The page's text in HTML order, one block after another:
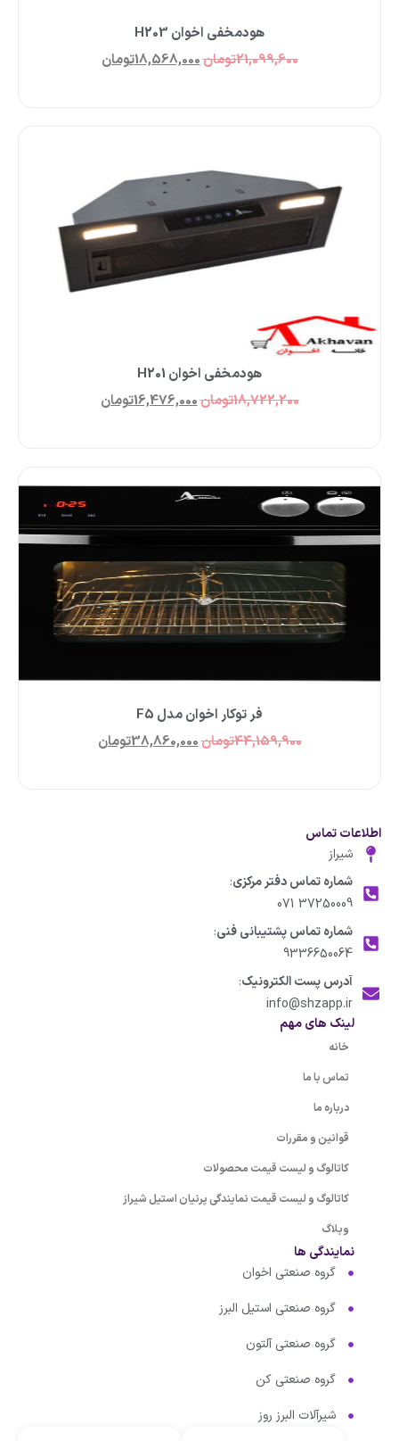
هودمخفی اخوان H203
21,099,600تومان18,568,000تومان
هودمخفی اخوان H201
18,722,200تومان16,476,000تومان
فر توکار اخوان مدل F5
44,159,900تومان38,860,000تومان
اطلاعات تماس
شیراز
شماره تماس دفتر مرکزی:
37250009 071
شماره تماس پشتیبانی فنی:
9336650064
آدرس پست الکترونیک:
info@shzapp.ir
لینک های مهم
خانه
تماس با ما
درباره ما
قوانین و مقررات
کاتالوگ و لیست قیمت محصولات
کاتالوگ و لیست قیمت نمایندگی پرنیان استیل شیراز
وبلاگ
نمایندگی ها
گروه صنعتی اخوان
گروه صنعتی استیل البرز
گروه صنعتی آلتون
گروه صنعتی کن
شیرآلات البرز روز